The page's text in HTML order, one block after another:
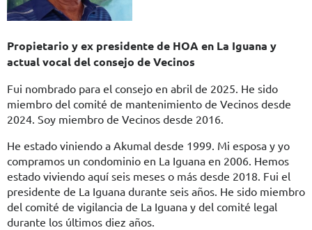
Propietario y ex presidente de HOA en La Iguana y
actual vocal del consejo de Vecinos
Fui nombrado para el consejo en abril de 2025. He sido
miembro del comité de mantenimiento de Vecinos desde
2024. Soy miembro de Vecinos desde 2016.
He estado viniendo a Akumal desde 1999. Mi esposa y yo
compramos un condominio en La Iguana en 2006. Hemos
estado viviendo aquí seis meses o más desde 2018. Fui el
presidente de La Iguana durante seis años. He sido miembro
del comité de vigilancia de La Iguana y del comité legal
durante los últimos diez años.